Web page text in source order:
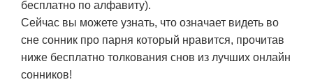
бесплатно по алфавиту).
Сейчас вы можете узнать, что означает видеть во
сне сонник про парня который нравится, прочитав
ниже бесплатно толкования снов из лучших онлайн
сонников!